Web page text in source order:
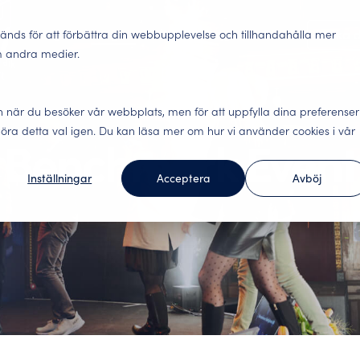
för att förbättra din webbupplevelse och tillhandahålla mer
andra medier.
du besöker vår webbplats, men för att uppfylla dina preferenser
detta val igen. Du kan läsa mer om hur vi använder cookies i vår
Inställningar
Acceptera Avböj
undersökningar för hela kundresan.
tycker
Integrerar mot ledande
Förändringsledning
Engagerade
data levande.
Social hållbarhet –
Utöver konkreta
underlag för
Lösningar
engagerade
Nöjda kunder stannar.
alla viktiga kontaktytor
Insights
och datadriven analys.
Webinar
Här hittar du våra
Benchmark Event
Allt om Benchmark
Abonnemang Om oss Boka
Benchmark Event